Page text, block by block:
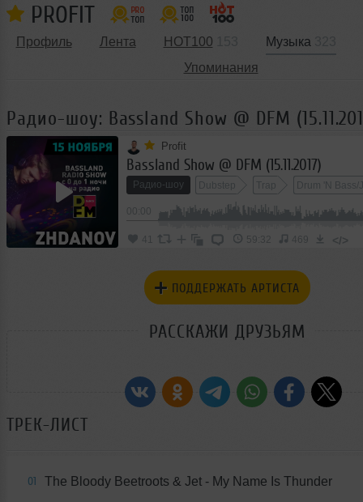
PROFIT
Профиль Лента HOT100 Музыка
Упоминания
Радио-шоу: Bassland Show @ DFM
Profit
Bassland Show @ DFM (15.11.2017)
Радио-шоу Dubstep Trap Drum 'N Bass/
59:32 469 </>
ПОДДЕРЖАТЬ АРТИСТА
РАССКАЖИ ДРУЗЬЯМ
ТРЕК-ЛИСТ
01 The Bloody Beetroots & Jet - My Name Is Thunder